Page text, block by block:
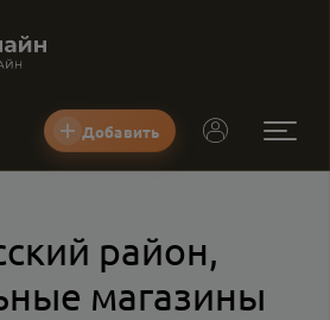
Добавить
район,
магазины